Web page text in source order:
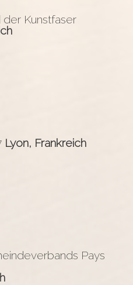
der Kunstfaser
Lyon, Frankreich
Pays